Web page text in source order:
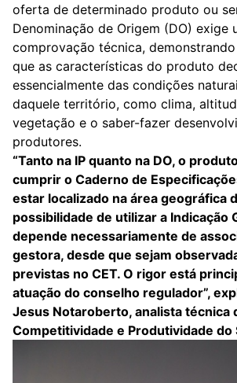
oferta de determinado produto ou
Denominação de Origem (DO) exige
comprovação técnica,
que as características do produto
essencialmente das condições
daquele território, como clima,
vegetação e o saber-fazer
produtores.
“Tanto na IP quanto na DO, o
cumprir o Caderno de
estar localizado na área geográfica
possibilidade de utilizar a Indicação
depende necessariamente de
gestora, desde que sejam
previstas no CET. O rigor está
atuação do conselho regulador”,
Jesus Notaroberto, analista técnica
Competitividade e Produtividade do